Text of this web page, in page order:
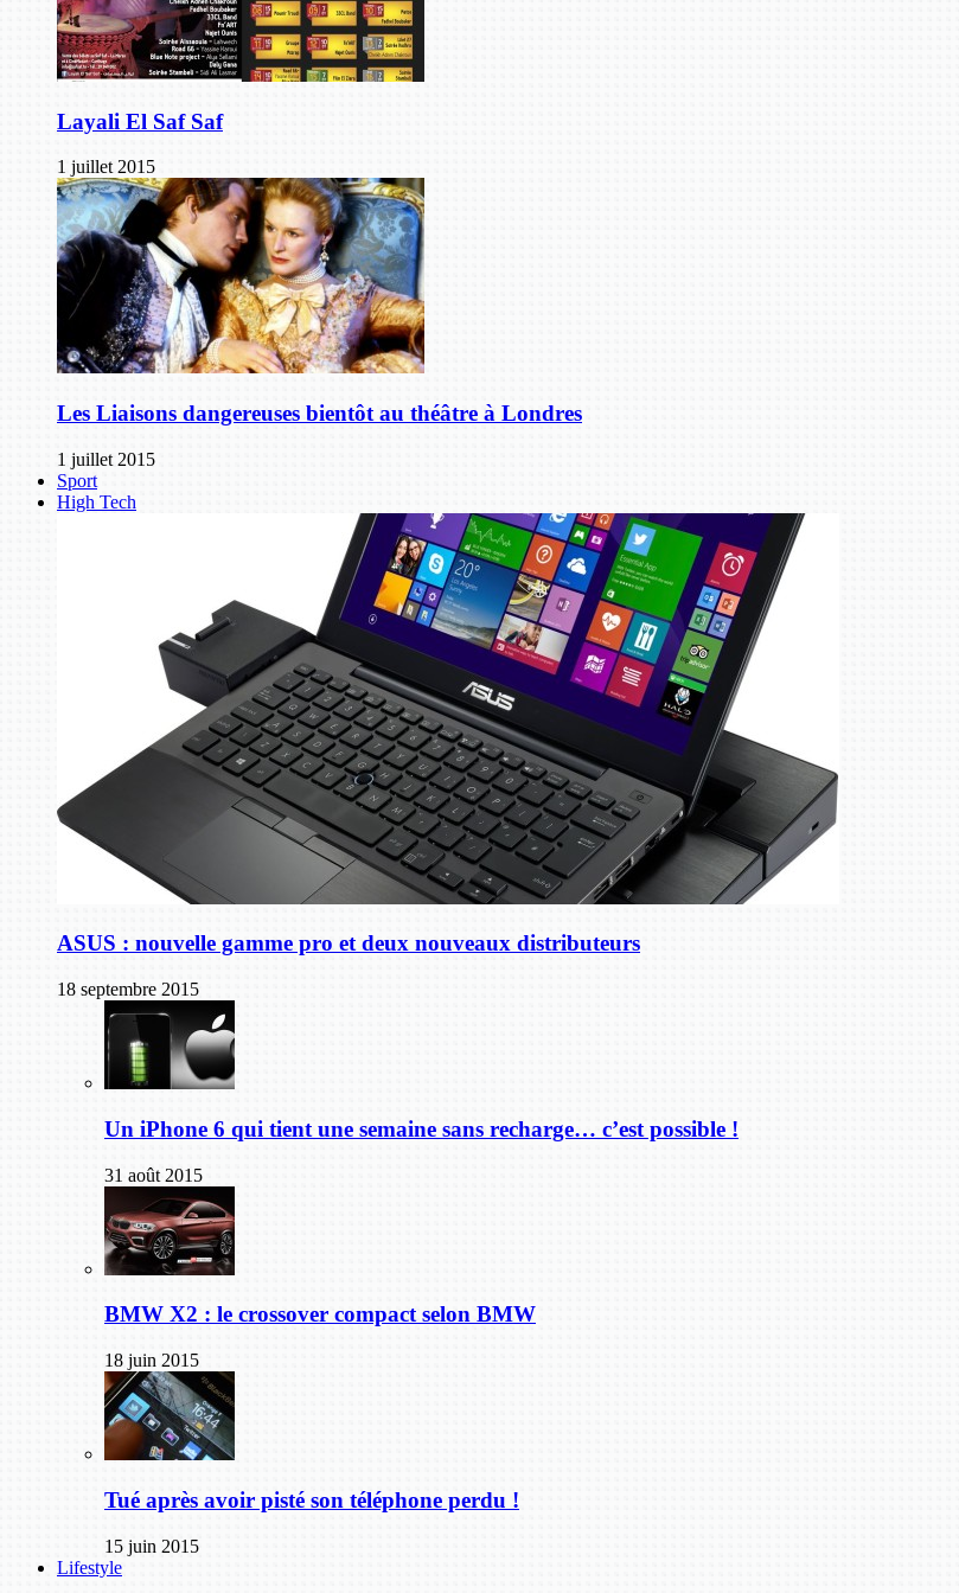
Layali El Saf Saf
1 juillet 2015
Les Liaisons dangereuses bientôt au théâtre à Londres
1 juillet 2015
Sport
High Tech
ASUS : nouvelle gamme pro et deux nouveaux distributeurs
18 septembre 2015
Un iPhone 6 qui tient une semaine sans recharge… c’est possible !
31 août 2015
BMW X2 : le crossover compact selon BMW
18 juin 2015
Tué après avoir pisté son téléphone perdu !
15 juin 2015
Lifestyle